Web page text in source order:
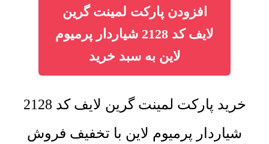
افزودن پارکت لمینت گرین
لایف کد 2128 شیاردار پرمیوم
لاین به سبد خرید
خرید پارکت لمینت گرین لایف کد 2128
شیاردار پرمیوم لاین با تخفیف فروش